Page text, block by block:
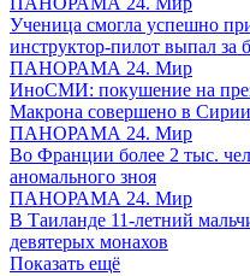
Ученица смогла успешно
инструктор-пилот выпал за
ПАНОРАМА 24. Мир
ИноСМИ: покушение на
Макрона совершено в Сирии
ПАНОРАМА 24. Мир
Во Франции более 2 тыс.
аномального зноя
ПАНОРАМА 24. Мир
В Таиланде 11-летний
девятерых монахов
Показать ещё